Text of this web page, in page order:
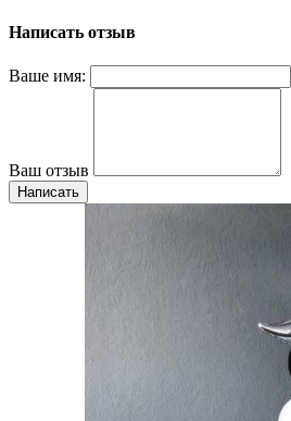
Написать отзыв
Ваше имя:
Ваш отзыв
Написать